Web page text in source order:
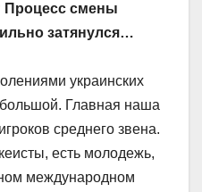
Процесс смены
затянулся…
украинских
большой. Главная наша
среднего звена.
есть молодежь,
международном